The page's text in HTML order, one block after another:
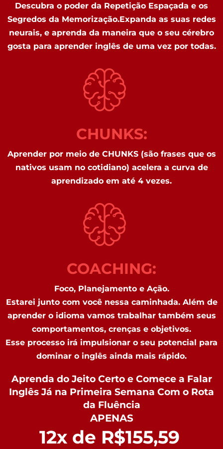
Descubra o poder da Repetição Espaçada e os
Segredos da Memorização.Expanda as suas redes
neurais, e aprenda da maneira que o seu cérebro
gosta para aprender inglês de uma vez por todas.
CHUNKS:
Aprender por meio de CHUNKS (são frases que os
nativos usam no cotidiano) acelera a curva de
aprendizado em até 4 vezes.
COACHING:
Foco, Planejamento e Ação.
Estarei junto com você nessa caminhada. Além de
aprender o idioma vamos trabalhar também seus
comportamentos, crenças e objetivos.
Esse processo irá impulsionar o seu potencial para
dominar o inglês ainda mais rápido.
Aprenda do Jeito Certo e Comece a Falar
Inglês Já na Primeira Semana Com o Rota
da Fluência
APENAS
12x de R$155,59